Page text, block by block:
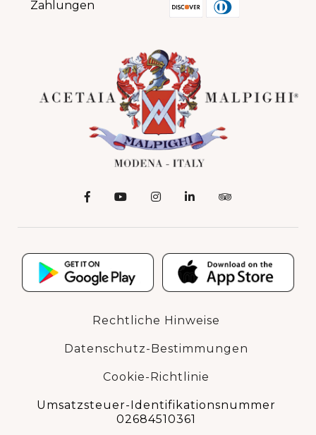
Zahlungen
Rechtliche Hinweise
Datenschutz-Bestimmungen
Cookie-Richtlinie
Umsatzsteuer-Identifikationsnummer
02684510361